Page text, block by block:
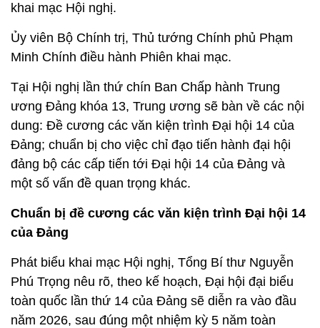
khai mạc Hội nghị.
Ủy viên Bộ Chính trị, Thủ tướng Chính phủ Phạm
Minh Chính điều hành Phiên khai mạc.
Tại Hội nghị lần thứ chín Ban Chấp hành Trung
ương Đảng khóa 13, Trung ương sẽ bàn về các nội
dung: Đề cương các văn kiện trình Đại hội 14 của
Đảng; chuẩn bị cho việc chỉ đạo tiến hành đại hội
đảng bộ các cấp tiến tới Đại hội 14 của Đảng và
một số vấn đề quan trọng khác.
Chuẩn bị đề cương các văn kiện trình Đại hội 14
của Đảng
Phát biểu khai mạc Hội nghị, Tổng Bí thư Nguyễn
Phú Trọng nêu rõ, theo kế hoạch, Đại hội đại biểu
toàn quốc lần thứ 14 của Đảng sẽ diễn ra vào đầu
năm 2026, sau đúng một nhiệm kỳ 5 năm toàn